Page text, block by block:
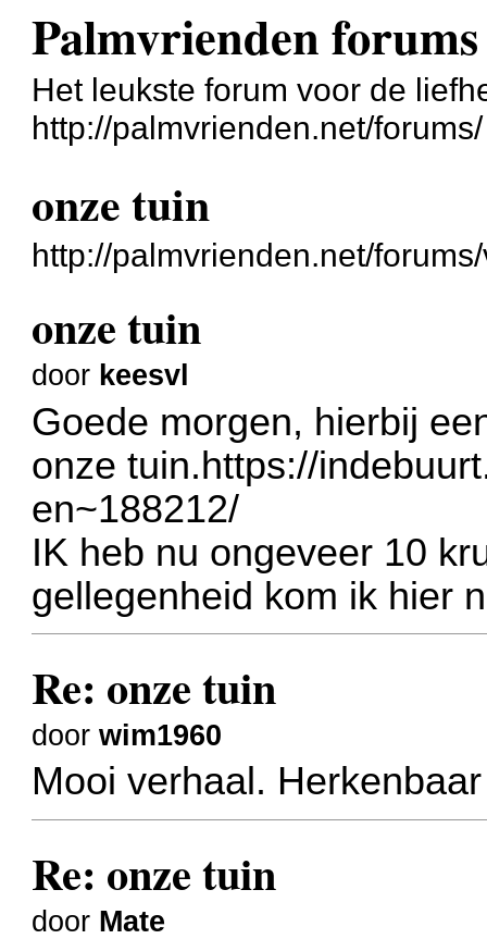
Palmvrienden forums
Het leukste forum voor de
http://palmvrienden.net/forums/
onze tuin
http://palmvrienden.net/
onze tuin
door keesvl
Goede morgen, hierbij
onze tuin.https://
en~188212/
IK heb nu ongeveer 10
gellegenheid kom ik hier
Re: onze tuin
doorwim1960
Mooi verhaal.
Re: onze tuin
door Mate